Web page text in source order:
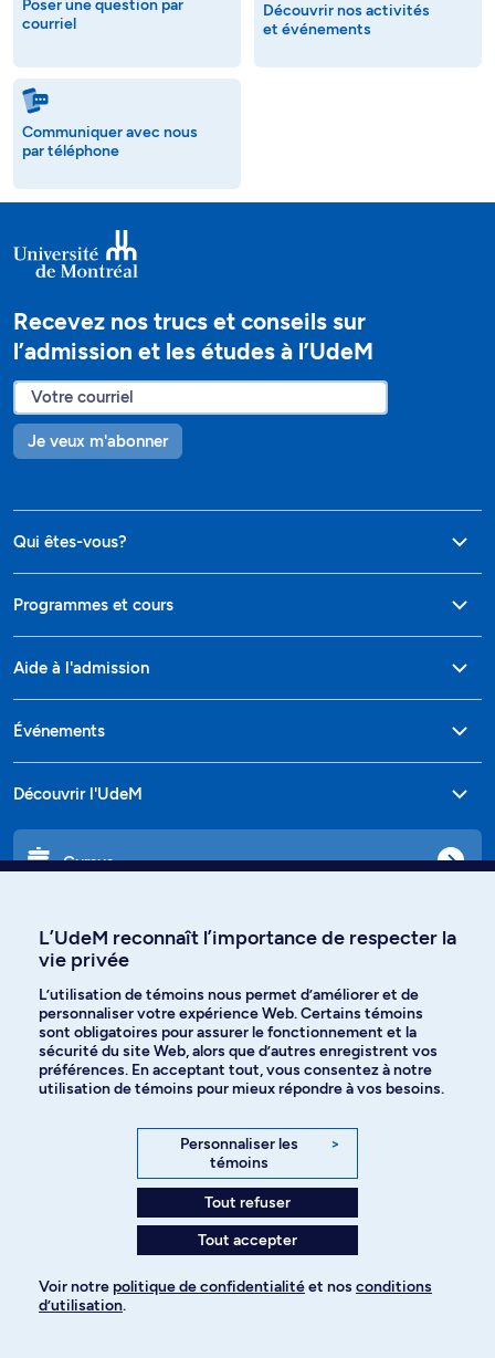
Poser une question par
courriel
Découvrir nos activités
et événements
Communiquer avec nous
par téléphone
Recevez nos trucs et conseils sur
l’admission et les études à l’UdeM
Je veux m'abonner
Qui êtes-vous?
Programmes et cours
Aide à l'admission
Événements
Découvrir l'UdeM
Cursus
Affiniti
Langues
YouTube
Politique de confidentialité
L’UdeM reconnaît l’importance de respecter la
vie privée
L’utilisation de témoins nous permet d’améliorer et de
personnaliser votre expérience Web. Certains témoins
sont obligatoires pour assurer le fonctionnement et la
sécurité du site Web, alors que d’autres enregistrent vos
préférences. En acceptant tout, vous consentez à notre
utilisation de témoins pour mieux répondre à vos besoins.
Personnaliser les
témoins
>
Tout refuser
Tout accepter
Voir notre politique de confidentialitéet nos conditions
d’utilisation.